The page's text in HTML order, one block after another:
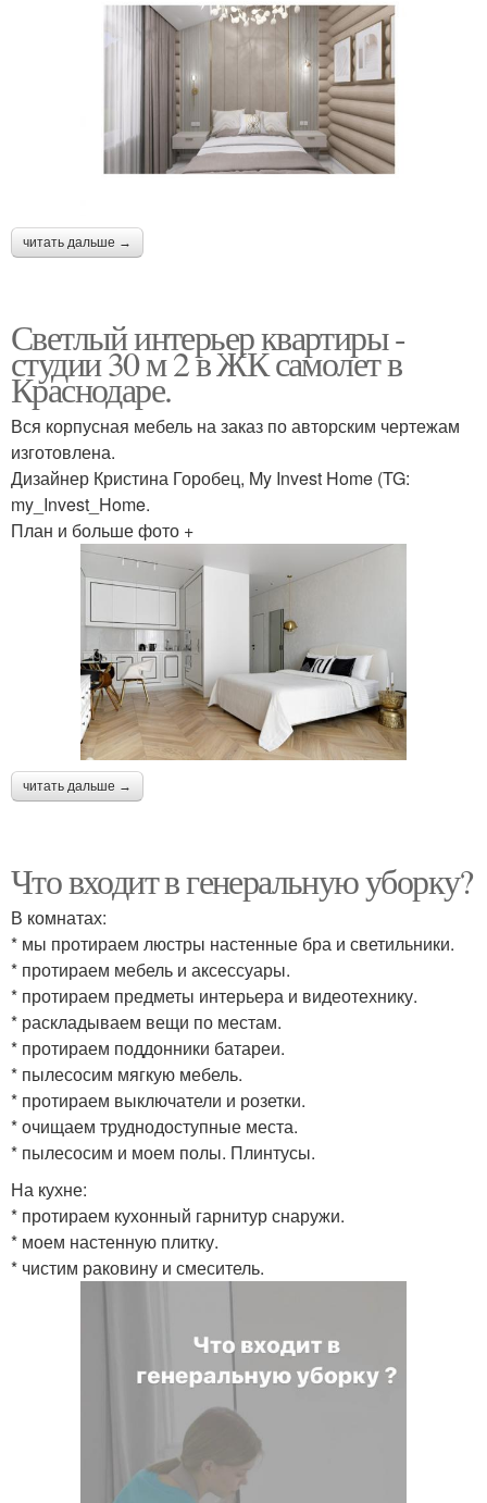
читать дальше →
Светлый интерьер квартиры -
студии 30 м 2 в ЖК самолет в
Краснодаре.
Вся корпусная мебель на заказ по авторским чертежам
изготовлена.
Дизайнер Кристина Горобец, My Invest Home (TG:
my_Invest_Home.
План и больше фото +
читать дальше →
Что входит в генеральную уборку?
В комнатах:
* мы протираем люстры настенные бра и светильники.
* протираем мебель и аксессуары.
* протираем предметы интерьера и видеотехнику.
* раскладываем вещи по местам.
* протираем поддонники батареи.
* пылесосим мягкую мебель.
* протираем выключатели и розетки.
* очищаем труднодоступные места.
* пылесосим и моем полы. Плинтусы.
На кухне:
* протираем кухонный гарнитур снаружи.
* моем настенную плитку.
* чистим раковину и смеситель.